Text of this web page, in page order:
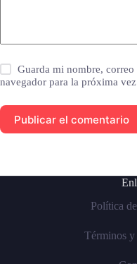
Guarda mi nombre,
navegador para la próxima
Publicar el comentario
Política
Términos